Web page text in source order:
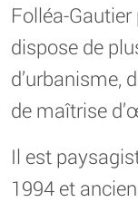
Folléa-
dispose de
d’urbanisme,
de maîtrise
Il est
1994 et